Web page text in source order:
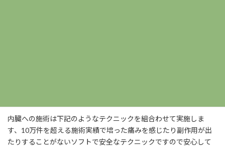
内臓への施術は下記のようなテクニックを組合わせて実施しま
す、10万件を超える施術実績で培った痛みを感じたり副作用が出
たりすることがないソフトで安全なテクニックですので安心して